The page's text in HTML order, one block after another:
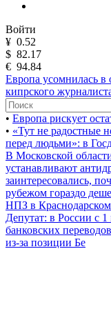
Войти
¥ 0.52
$ 82.17
€ 94.84
Европа усомнилась в
кипрского
• Европа рискует
• «Тут не радостные
перед людьми»: в
В Московской
устанавливают
заинтересовались,
рубежом гораздо
НПЗ в Краснодарском
Депутат: в России с
банковских переводов
из-за позиции Бе